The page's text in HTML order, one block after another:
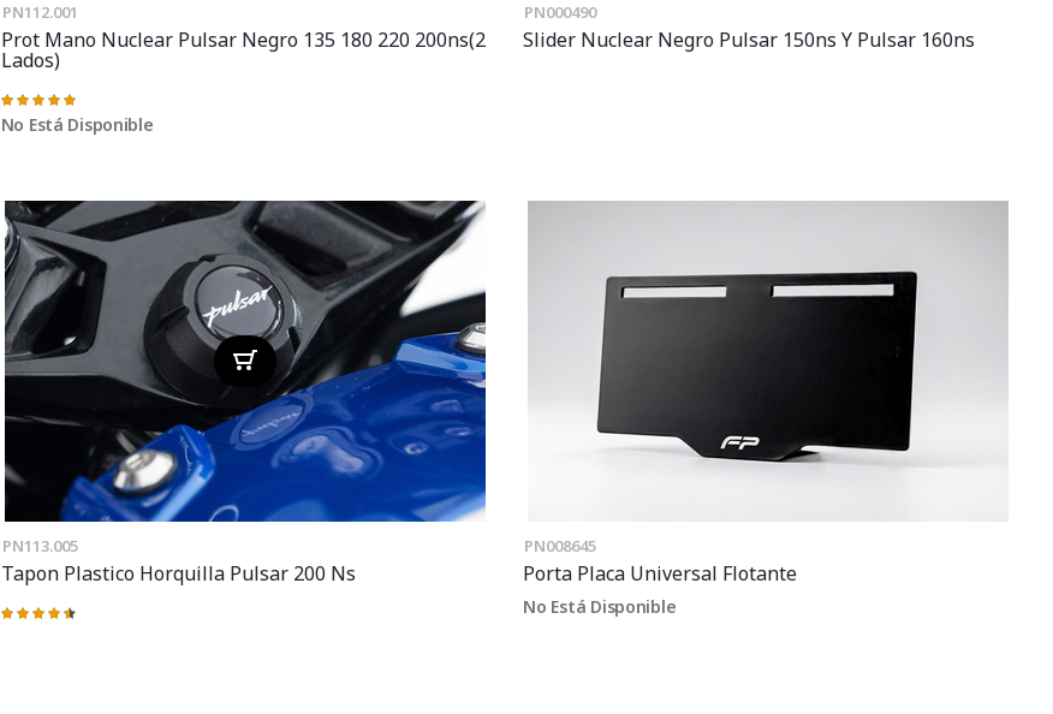
PN112.001
Prot Mano Nuclear Pulsar Negro 135 180 220 200ns(2
Lados)
Valoración:
100%
No Está Disponible
PN000490
Slider Nuclear Negro Pulsar 150ns Y Pulsar 160ns
PN113.005
Tapon Plastico Horquilla Pulsar 200 Ns
Valoración:
PN008645
Porta Placa Universal Flotante
No Está Disponible